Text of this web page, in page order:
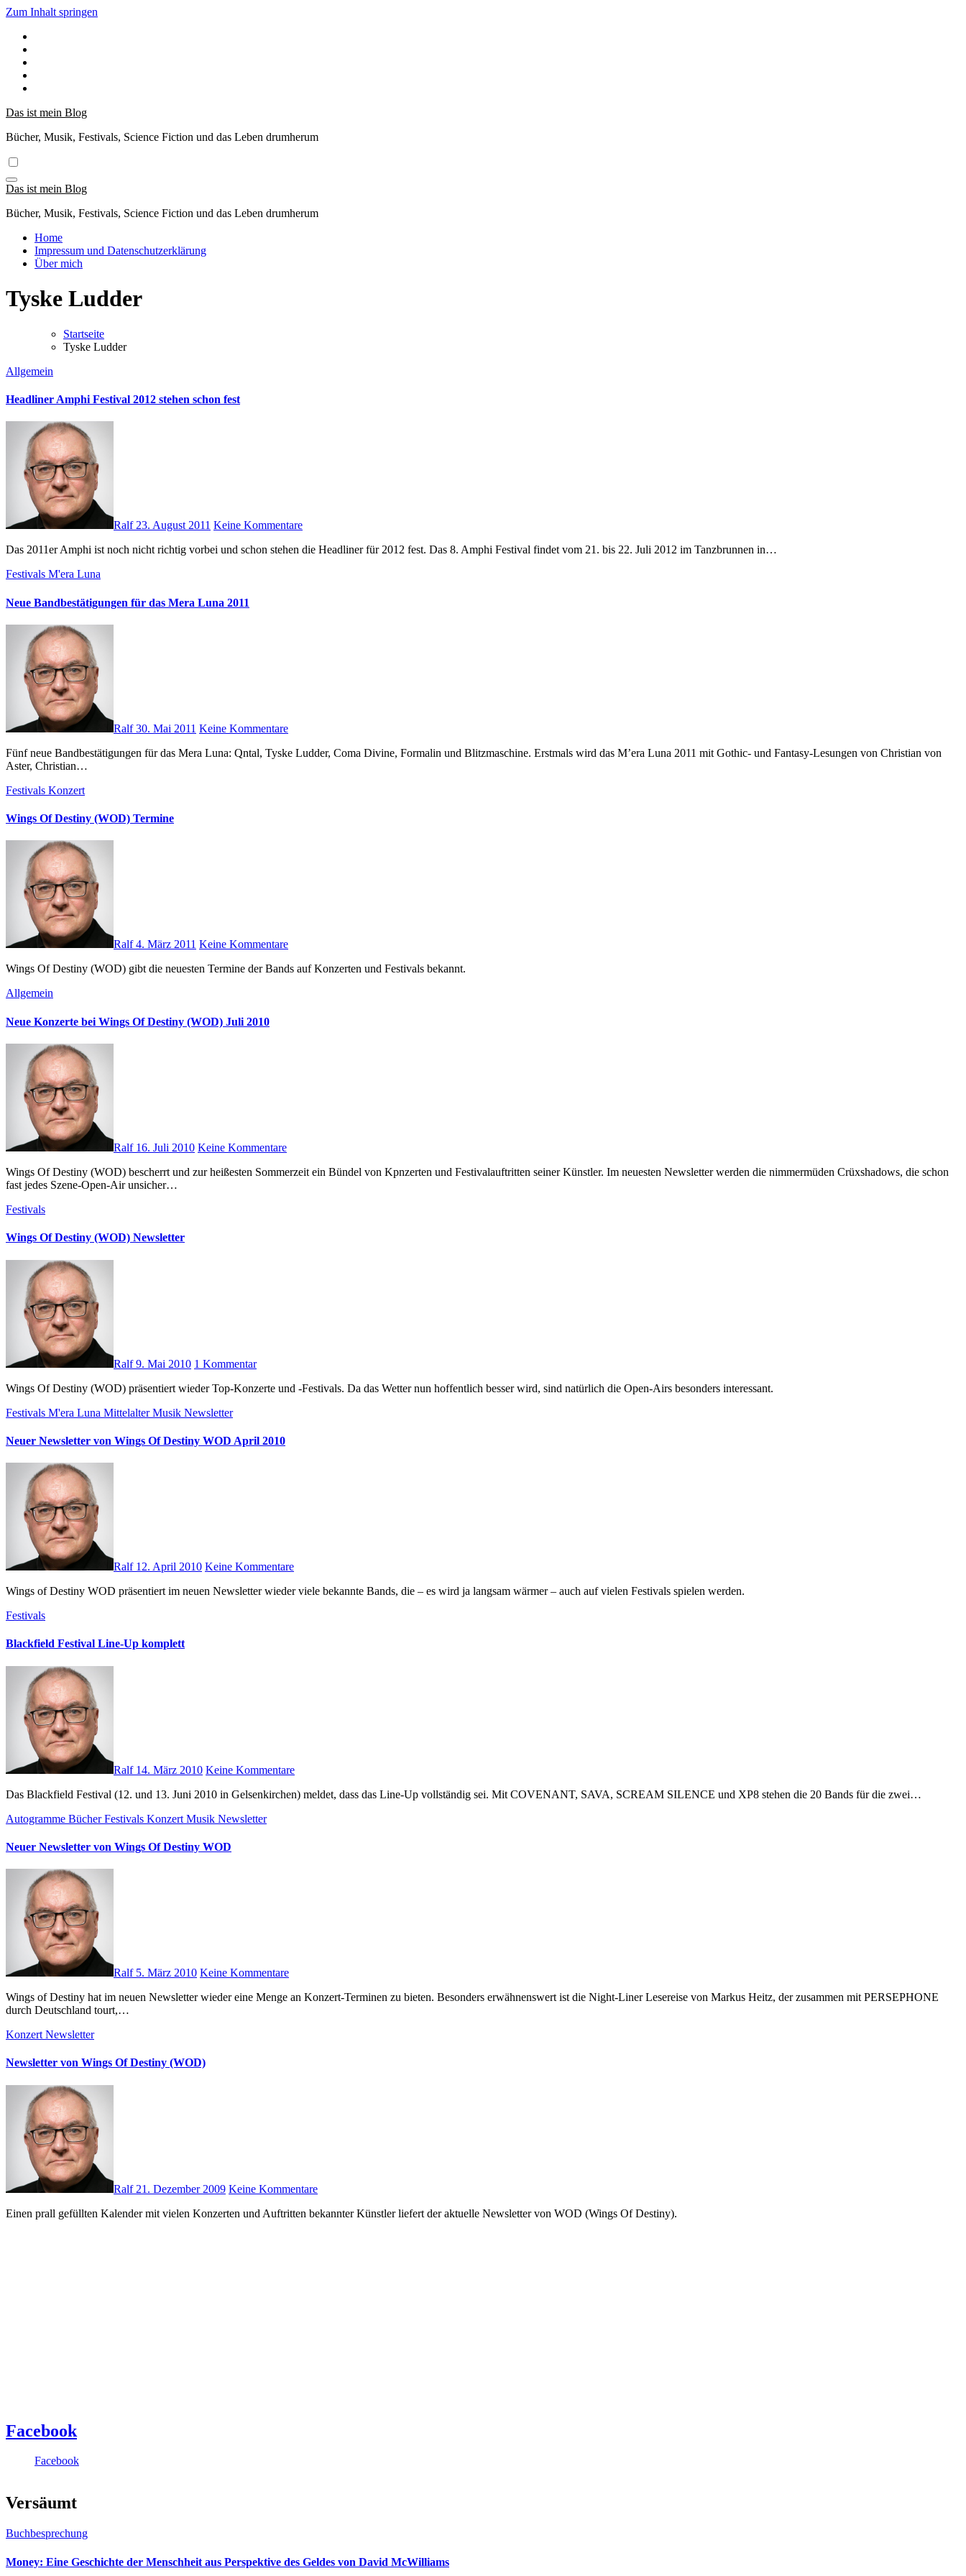
Zum Inhalt springen
Das ist mein Blog
Bücher, Musik, Festivals, Science Fiction und das Leben drumherum
Das ist mein Blog
Bücher, Musik, Festivals, Science Fiction und das Leben drumherum
Home
Impressum und Datenschutzerklärung
Über mich
Tyske Ludder
Startseite
Tyske Ludder
Allgemein
Headliner Amphi Festival 2012 stehen schon fest
Ralf23. August 2011 Keine Kommentare
Das 2011er Amphi ist noch nicht richtig vorbei und schon stehen die Headliner für 2012 fest. Das 8. Amphi Festival findet vom 21. bis 22. Juli 2012 im Tanzbrunnen in…
Festivals M'era Luna
Neue Bandbestätigungen für das Mera Luna 2011
Ralf30. Mai 2011 Keine Kommentare
Fünf neue Bandbestätigungen für das Mera Luna: Qntal, Tyske Ludder, Coma Divine, Formalin und Blitzmaschine. Erstmals wird das M’era Luna 2011 mit Gothic- und Fantasy-Lesungen von Christian von
Aster, Christian…
Festivals Konzert
Wings Of Destiny (WOD) Termine
Ralf4. März 2011 Keine Kommentare
Wings Of Destiny (WOD) gibt die neuesten Termine der Bands auf Konzerten und Festivals bekannt.
Allgemein
Neue Konzerte bei Wings Of Destiny (WOD) Juli 2010
Ralf 16. Juli 2010 Keine Kommentare
Wings Of Destiny (WOD) bescherrt und zur heißesten Sommerzeit ein Bündel von Kpnzerten und Festivalauftritten seiner Künstler. Im neuesten Newsletter werden die nimmermüden Crüxshadows, die schon
fast jedes Szene-Open-Air unsicher…
Festivals
Wings Of Destiny (WOD) Newsletter
Ralf9. Mai 2010 1 Kommentar
Wings Of Destiny (WOD) präsentiert wieder Top-Konzerte und -Festivals. Da das Wetter nun hoffentlich besser wird, sind natürlich die Open-Airs besonders interessant.
Festivals M'era Luna MittelalterMusik Newsletter
Neuer Newsletter von Wings Of Destiny WOD April 2010
Ralf 12. April 2010 Keine Kommentare
Wings of Destiny WOD präsentiert im neuen Newsletter wieder viele bekannte Bands, die – es wird ja langsam wärmer – auch auf vielen Festivals spielen werden.
Festivals
Blackfield Festival Line-Up komplett
Ralf 14. März 2010 Keine Kommentare
Das Blackfield Festival (12. und 13. Juni 2010 in Gelsenkirchen) meldet, dass das Line-Up vollständig sei. Mit COVENANT, SAVA, SCREAM SILENCE und XP8 stehen die 20 Bands für die zwei…
Autogramme BücherFestivals Konzert Musik Newsletter
Neuer Newsletter von Wings Of Destiny WOD
Ralf 5. März 2010 Keine Kommentare
Wings of Destiny hat im neuen Newsletter wieder eine Menge an Konzert-Terminen zu bieten. Besonders erwähnenswert ist die Night-Liner Lesereise von Markus Heitz, der zusammen mit PERSEPHONE
durch Deutschland tourt,…
Konzert Newsletter
Newsletter von Wings Of Destiny (WOD)
Ralf 21. Dezember 2009 Keine Kommentare
Einen prall gefüllten Kalender mit vielen Konzerten und Auftritten bekannter Künstler liefert der aktuelle Newsletter von WOD (Wings Of Destiny).
Facebook
Facebook
Versäumt
Buchbesprechung
Money: Eine Geschichte der Menschheit aus Perspektive des Geldes von David McWilliams